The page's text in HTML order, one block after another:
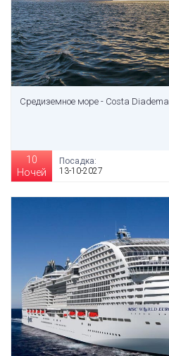
Средиземное море - Costa Diadema
10
Ночей
Посадка:
13-10-2027